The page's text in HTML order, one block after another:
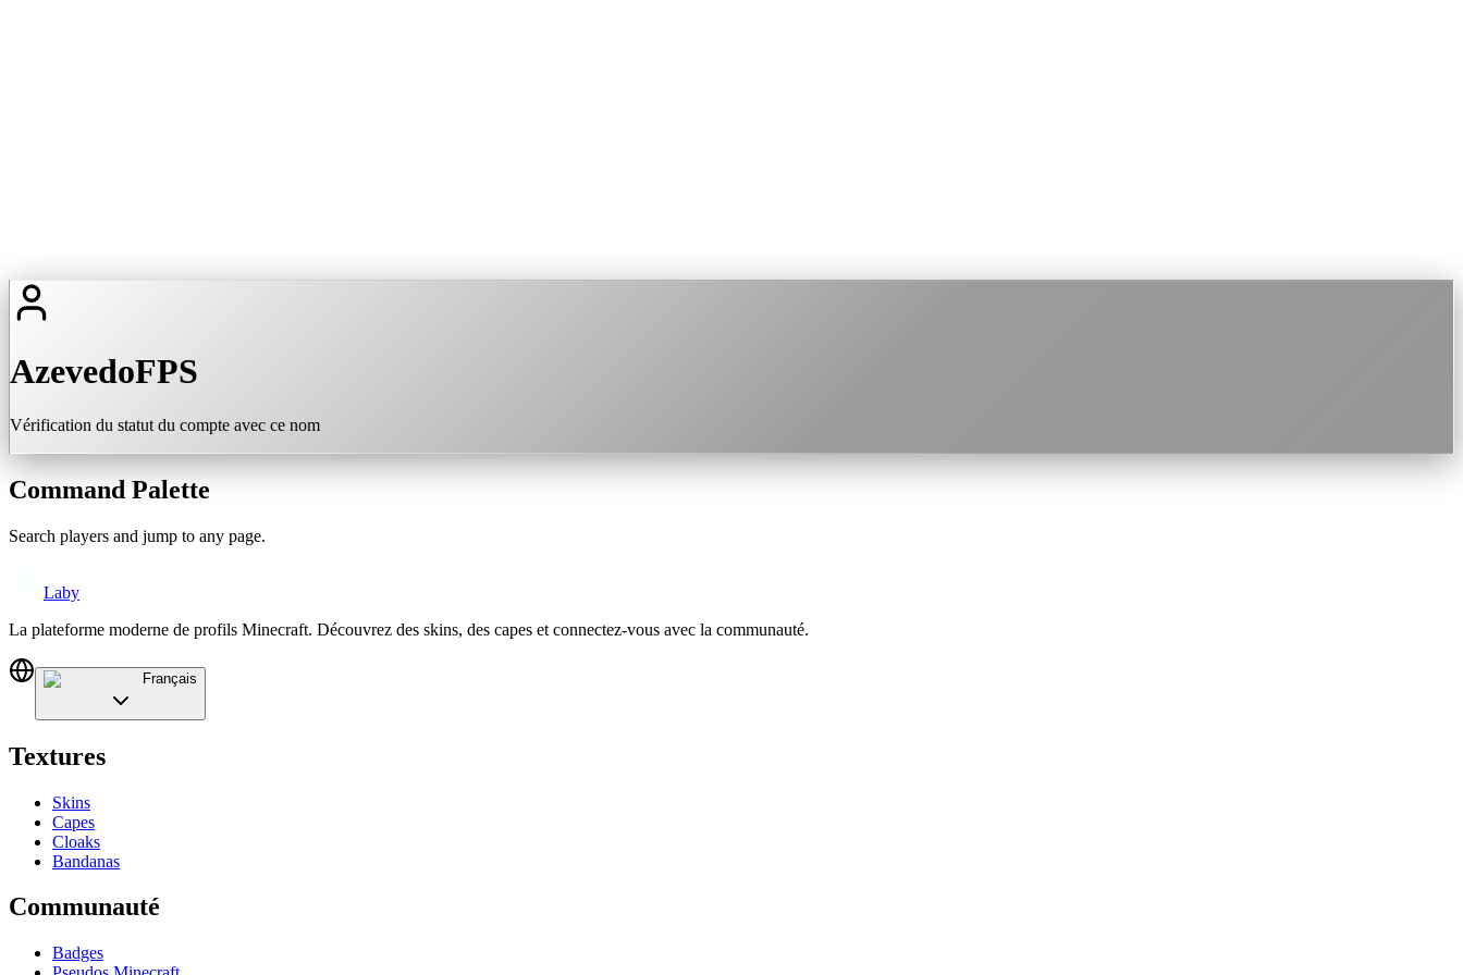
AzevedoFPS
Vérification du statut du compte avec ce nom
Command Palette
Search players and jump to any page.
Laby
La plateforme moderne de profils Minecraft. Découvrez des skins, des capes et connectez-vous avec la communauté.
Français
Textures
Skins
Capes
Cloaks
Bandanas
Communauté
Badges